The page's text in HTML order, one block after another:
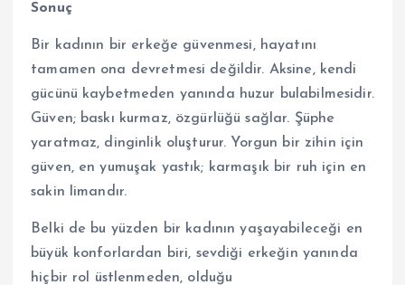
Sonuç
Bir kadının bir erkeğe güvenmesi, hayatını
tamamen ona devretmesi değildir. Aksine, kendi
gücünü kaybetmeden yanında huzur bulabilmesidir.
Güven; baskı kurmaz, özgürlüğü sağlar. Şüphe
yaratmaz, dinginlik oluşturur. Yorgun bir zihin için
güven, en yumuşak yastık; karmaşık bir ruh için en
sakin limandır.
Belki de bu yüzden bir kadının yaşayabileceği en
büyük konforlardan biri, sevdiği erkeğin yanında
hiçbir rol üstlenmeden, olduğu